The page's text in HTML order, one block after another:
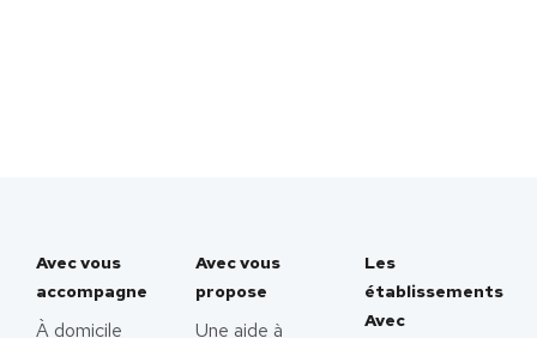
Avec vous
accompagne
À domicile
Avec vous
propose
Une aide à
Les
établissements
Avec